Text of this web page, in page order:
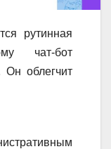
рутинная
чат-бот
Он облегчит